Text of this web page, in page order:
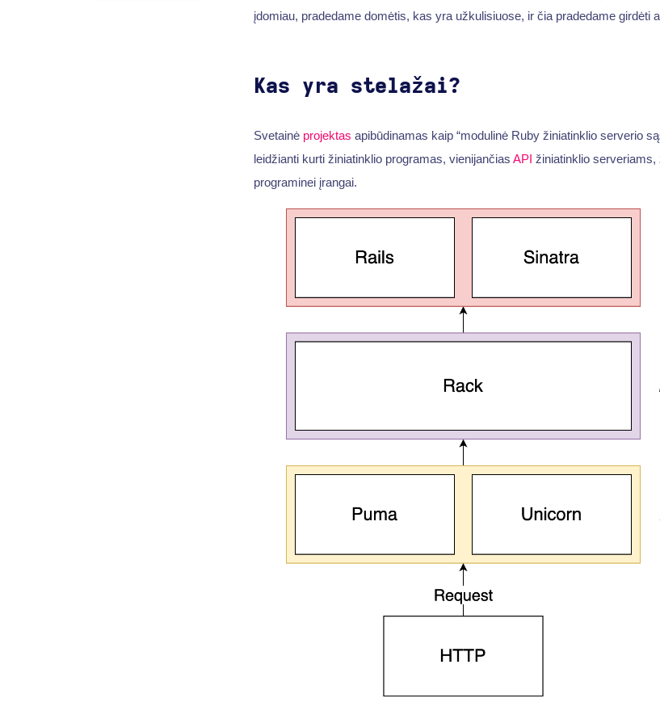
įdomiau, pradedame domėtis, kas yra užkulisiuose, ir čia pradedame girdėti
Kas yra stelažai?
Svetainė projektas apibūdinamas kaip “modulinė Ruby žiniatinklio serverio
leidžianti kurti žiniatinklio programas, vienijančias API žiniatinklio
programinei įrangai.